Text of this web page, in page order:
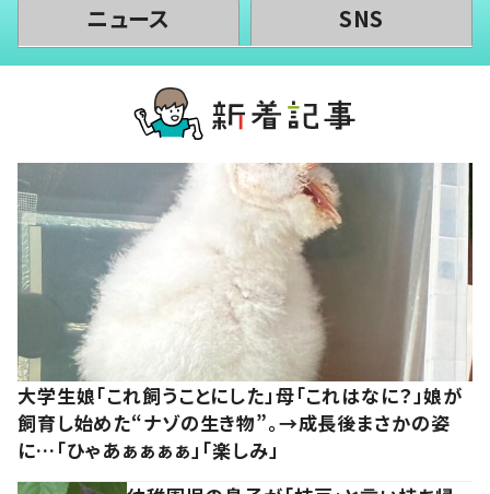
ニュース SNS
大学生娘「これ飼うことにした」母「これはなに？」娘が
飼育し始めた“ナゾの生き物”。→成長後まさかの姿
に…「ひゃあぁぁぁぁ」「楽しみ」